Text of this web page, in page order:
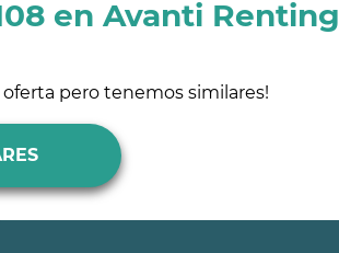
en Avanti Renting
pero tenemos similares!